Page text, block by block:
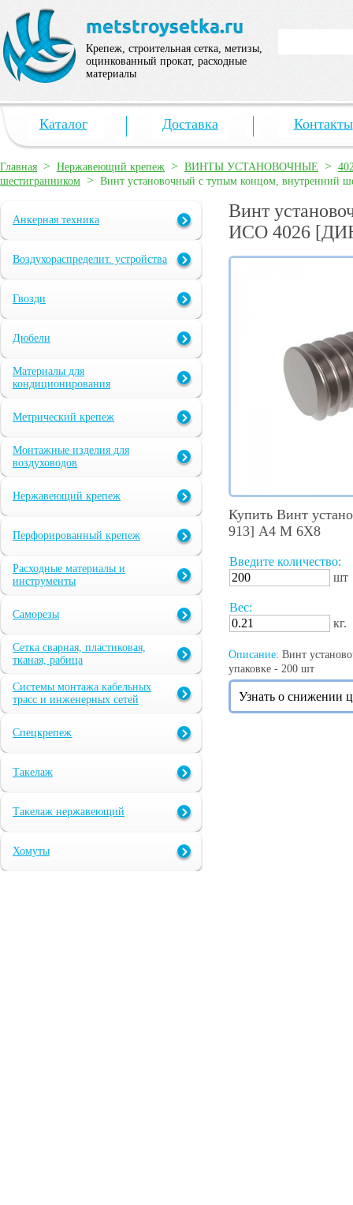
Крепеж, строительная сетка, метизы,
оцинкованный прокат, расходные
материалы
Каталог Доставка Контакты
Главная > Нержавеющий крепеж > ВИНТЫ УСТАНОВОЧНЫЕ >
шестигранником > Винт установочный с тупым концом,
Анкерная техника
Воздухораспределит. устройства
Гвозди
Дюбели
Материалы для
кондиционирования
Метрический крепеж
Монтажные изделия для
воздуховодов
Нержавеющий крепеж
Перфорированный крепеж
Расходные материалы и
инструменты
Саморезы
Сетка сварная, пластиковая,
тканая, рабица
Системы монтажа кабельных
трасс и инженерных сетей
Спецкрепеж
Такелаж
Такелаж нержавеющий
Хомуты
Винт
ИСО 4026
Купить Винт
913] А4 M 6X8
Введите количество:
шт
Вес:
кг.
Описание: Винт
упаковке - 200 шт
Узнать о снижении